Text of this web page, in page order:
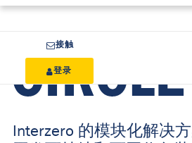
接触
登录
Interzero 的模块化解决